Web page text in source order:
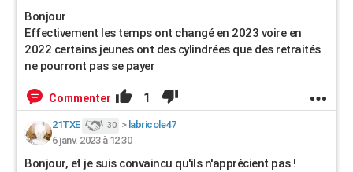
Bonjour
Effectivement les temps ont changé en 2023 voire en
2022 certains jeunes ont des cylindrées que des retraités
ne pourront pas se payer
Commenter 1
21TXE 30 > labricole47
6 janv. 2023 à 12:30
Bonjour, et je suis convaincu qu'ils n'apprécient pas !